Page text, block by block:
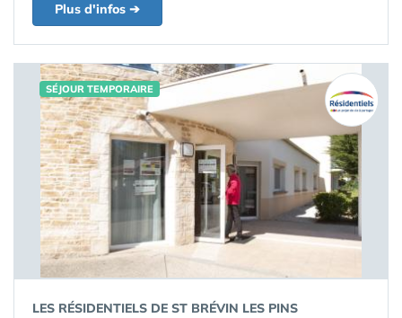
Plus d'infos ➔
SÉJOUR TEMPORAIRE
LES RÉSIDENTIELS DE ST BRÉVIN LES PINS